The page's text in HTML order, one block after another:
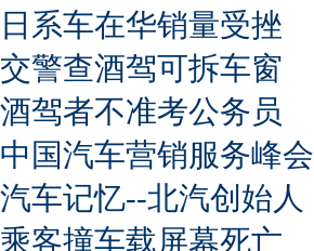
日系车在华销量受挫
交警查酒驾可拆车窗
酒驾者不准考公务员
中国汽车营销服务峰会
汽车记忆--北汽创始人
乘客撞车载屏幕死亡